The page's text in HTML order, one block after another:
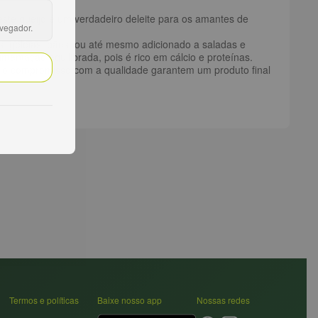
queijo é um verdadeiro deleite para os amantes de
geleias, pães, ou até mesmo adicionado a saladas e
equilibrada, pois é rico em cálcio e proteínas.
compromisso com a qualidade garantem um produto final
Termos e políticas
Baixe nosso app Nossas redes